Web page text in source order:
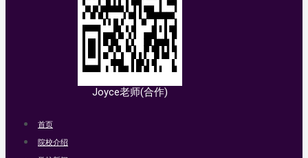
Joyce老师(合作)
首页
院校介绍